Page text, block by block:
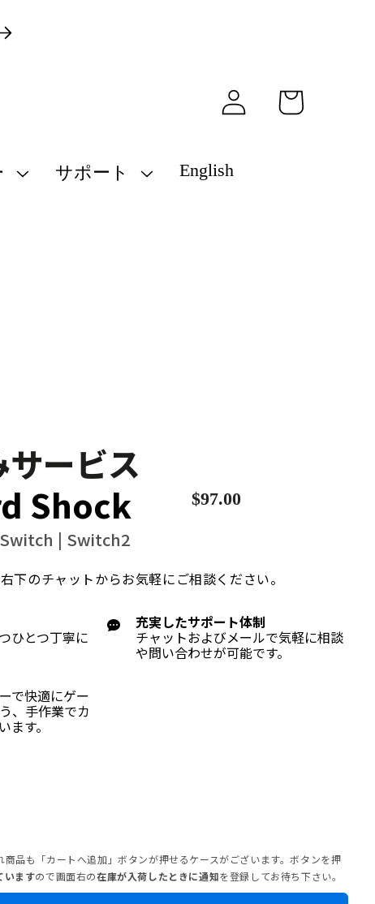
サポート English
グ
イ
ー
ービス
Shock
Switch | Switch2
$97.00
下のチャットからお気軽にご相談ください。
ひとつ丁寧に
充実したサポート体制
チャットおよびメールで気軽に相談
や問い合わせが可能です。
で快適にゲー
、手作業でカ
ます。
品も「カートへ追加」ボタンが押せるケースがございます。ボタンを押
いますので画面右の在庫が入荷したときに通知を登録してお待ち下さい。